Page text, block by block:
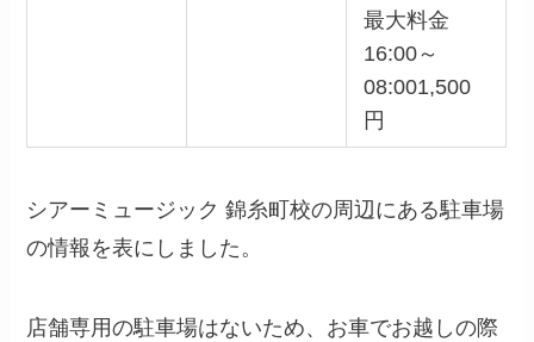
最大料金
16:00～
08:001,500
円
シアーミュージック 錦糸町校の周辺にある駐車場
の情報を表にしました。
店舗専用の駐車場はないため、お車でお越しの際